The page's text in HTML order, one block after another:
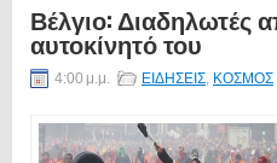
Βέλγιο: Διαδηλωτές
αυτοκίνητό του
4:00 μ.μ. ΕΙΔΗΣΕΙΣ, ΚΟΣΜΟΣ